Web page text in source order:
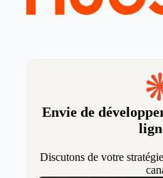
Envie de
Discutons de votre